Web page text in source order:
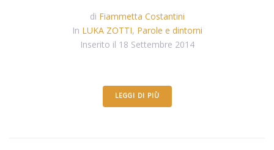
di Fiammetta Costantini
In LUKA ZOTTI, Parole e dintorni
Inserito il 18 Settembre 2014
LEGGI DI PIÙ